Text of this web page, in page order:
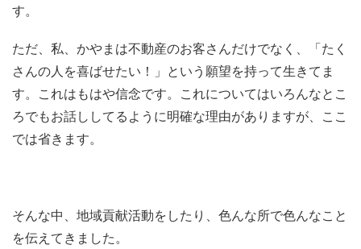
す。
ただ、私、かやまは不動産のお客さんだけでなく、「たく
さんの人を喜ばせたい！」という願望を持って生きてま
す。これはもはや信念です。これについてはいろんなとこ
ろでもお話ししてるように明確な理由がありますが、ここ
では省きます。
そんな中、地域貢献活動をしたり、色んな所で色んなこと
を伝えてきました。